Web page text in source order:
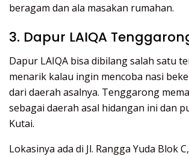
beragam dan ala masakan rumahan.
3. Dapur LAIQA
Dapur LAIQA bisa dibilang salah satu
menarik kalau ingin mencoba nasi
dari daerah asalnya. Tenggarong
sebagai daerah asal hidangan ini dan
Kutai.
Lokasinya ada di Jl. Rangga Yuda Blok C,